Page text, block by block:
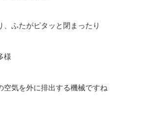
、ふたがピタッと閉まったり
様
空気を外に排出する機械ですね